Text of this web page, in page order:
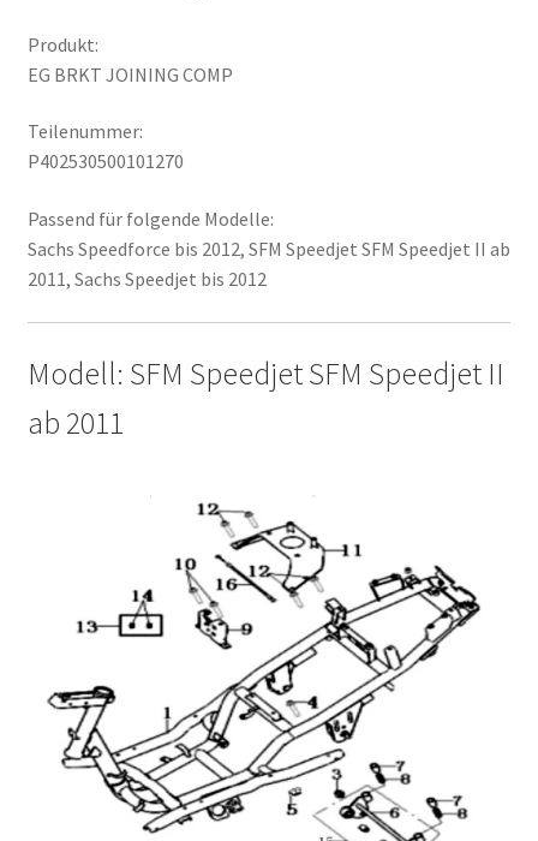
Produkt:
EG BRKT JOINING COMP
Teilenummer:
P402530500101270
Passend für folgende Modelle:
Sachs Speedforce bis 2012, SFM Speedjet SFM Speedjet II ab
2011, Sachs Speedjet bis 2012
Modell: SFM Speedjet SFM Speedjet II
ab 2011